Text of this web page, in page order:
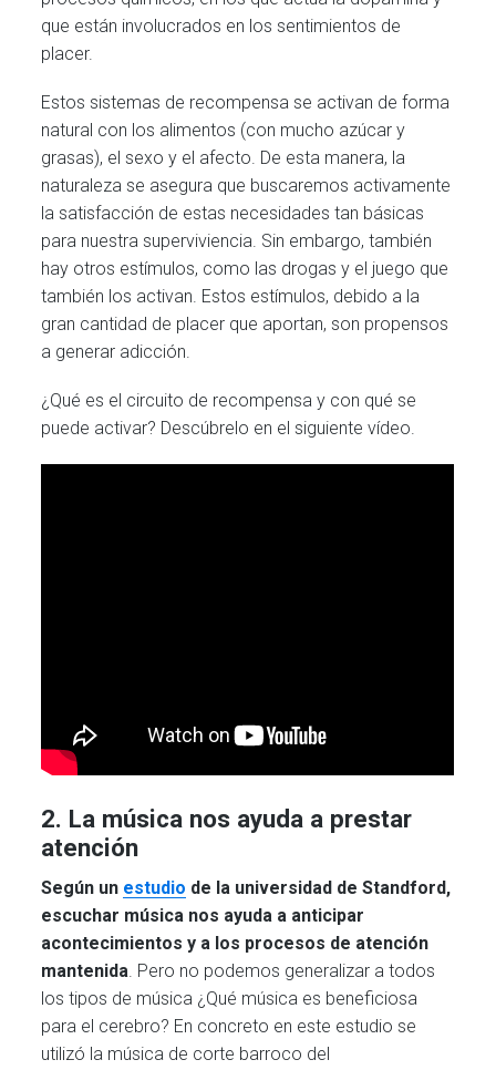
que están involucrados en los sentimientos de
placer.
Estos sistemas de recompensa se activan de forma
natural con los alimentos (con mucho azúcar y
grasas), el sexo y el afecto. De esta manera, la
naturaleza se asegura que buscaremos activamente
la satisfacción de estas necesidades tan básicas
para nuestra superviviencia. Sin embargo, también
hay otros estímulos, como las drogas y el juego que
también los activan. Estos estímulos, debido a la
gran cantidad de placer que aportan, son propensos
a generar adicción.
¿Qué es el circuito de recompensa y con qué se
puede activar? Descúbrelo en el siguiente vídeo.
2. La música nos ayuda a prestar
atención
Según un estudio de la universidad de Standford,
escuchar música nos ayuda a anticipar
acontecimientos y a los procesos de atención
mantenida. Pero no podemos generalizar a todos
los tipos de música ¿Qué música es beneficiosa
para el cerebro? En concreto en este estudio se
utilizó la música de corte barroco del